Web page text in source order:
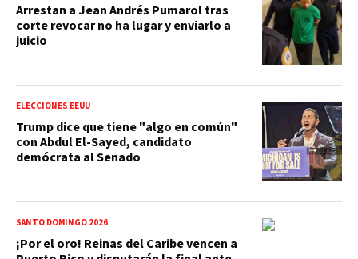
Arrestan a Jean Andrés Pumarol tras
corte revocar no ha lugar y enviarlo a
juicio
ELECCIONES EEUU
Trump dice que tiene "algo en común"
con Abdul El-Sayed, candidato
demócrata al Senado
SANTO DOMINGO 2026
¡Por el oro! Reinas del Caribe vencen a